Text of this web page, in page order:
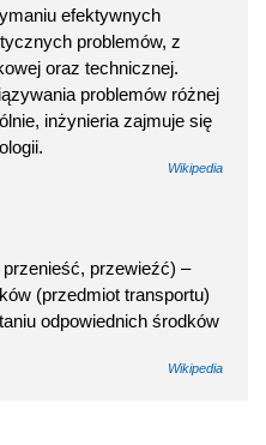
efektywnych
problemów, z
oraz technicznej.
problemów różnej
inżynieria zajmuje się
Wikipedia
przenieść, przewieźć) –
(przedmiot transportu)
odpowiednich środków
Wikipedia